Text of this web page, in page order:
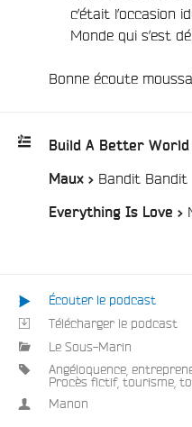
c’était l’occasion
Monde qui s’est
Bonne écoute
Playlist
:
Build A Better World
Maux > Bandit Bandit
Everything Is Love >
Écouter le podcast
Télécharger le podcast
Le Sous-Marin
Angéloquence
Procès fictif, tourisme
Manon